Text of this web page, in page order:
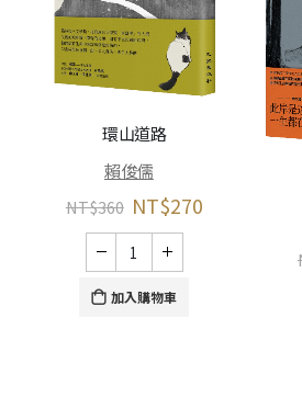
環山道路
賴俊儒
NT$360 NT$270
加入購物車